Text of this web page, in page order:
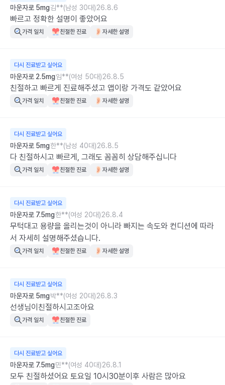
마운자로 5mg김**(남성 30대)26.8.6
빠르고 정확한 설명이 좋았어요
가격 일치 친절한 진료 자세한 설명
다시 진료받고 싶어요
마운자로 2.5mg임**(여성 50대)26.8.5
친절하고 빠르게 진료해주셨고 앱이랑 가격도 같았어요
가격 일치 친절한 진료 자세한 설명
다시 진료받고 싶어요
마운자로 5mg한**(남성 40대)26.8.5
다 친절하시고 빠르게, 그래도 꼼꼼히 상담해주십니다
가격 일치 친절한 진료 자세한 설명
다시 진료받고 싶어요
마운자로 7.5mg한**(여성 20대)26.8.4
무턱대고 용량을 올리는것이 아니라 빠지는 속도와 컨디션에 따라
서 자세히 설명해주셨습니다.
가격 일치 친절한 진료 자세한 설명
다시 진료받고 싶어요
마운자로 5mg박**(여성 20대)26.8.3
선생님이친절하시고조아요
가격 일치 친절한 진료
다시 진료받고 싶어요
마운자로 7.5mg민**(여성 40대)26.8.1
모두 친절하셨어요 토요일 10시30분이후 사람은 많아요